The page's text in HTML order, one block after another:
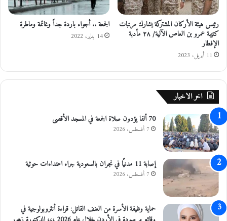
و
ا
ج
ا
ل
ض
ي
ب
ب
ي
ن
ا
ل
أ
ر
د
ن
و
س
ا
م
ت
ح
ا
ن
ا
ل
و
ج
ي
ه
ي
”
رئيس هيئة الأركان المشتركة يشارك مرتبات
كتيبة عمرو بن العاص الآلية/ ٢٨ مأدبة
الإفطار
11 أبريل، 2023
الجمعة .. أجواء باردة جداً وغائمة وماطرة
14 يناير، 2022
اخر الاخبار
70 ألفا يؤدون صلاة الجمعة في المسجد الأقصى
7 أغسطس، 2026
إصابة 11 مدنيًا في نجران بالسعودية جراء اعتداءات حوثية
7 أغسطس، 2026
حماية وظيفة الأسرة من العنف القاتل: قراءة أنثروبولوجية في